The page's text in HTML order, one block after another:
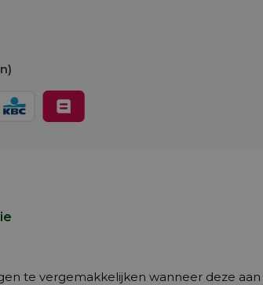
te vergemakkelijken wanneer deze